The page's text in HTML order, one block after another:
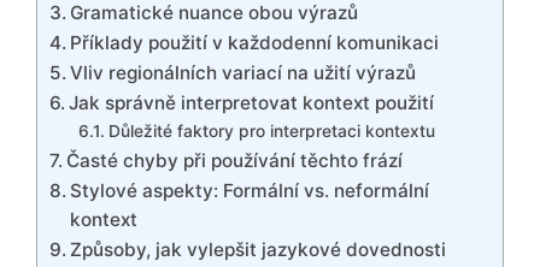
Gramatické nuance obou výrazů
Příklady použití v každodenní komunikaci
Vliv regionálních variací na užití výrazů
Jak správně interpretovat kontext použití
Důležité faktory pro interpretaci kontextu
Časté chyby při používání těchto frází
Stylové aspekty: Formální vs. neformální
kontext
Způsoby, jak vylepšit jazykové dovednosti